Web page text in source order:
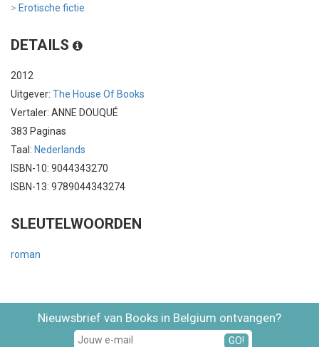
> Erotische fictie
DETAILS
2012
Uitgever: The House Of Books
Vertaler: ANNE DOUQUÉ
383 Paginas
Taal: Nederlands
ISBN-10: 9044343270
ISBN-13: 9789044343274
SLEUTELWOORDEN
roman
Nieuwsbrief van Books in Belgium ontvangen?
GO!